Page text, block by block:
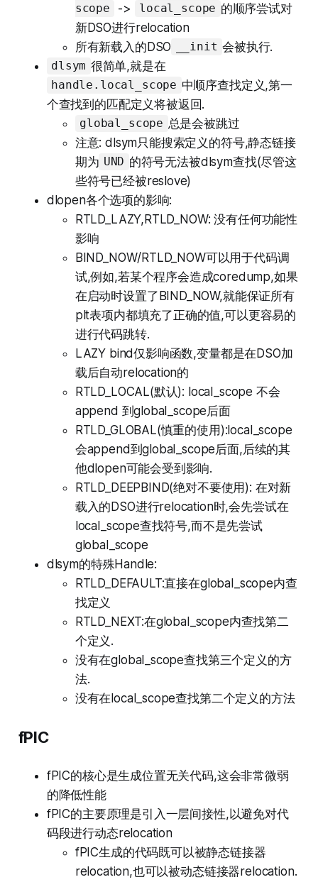
scope
-> local_scope 的顺序尝试对
新DSO进行relocation
所有新载入的DSO
__init 会被执行.
dlsym 很简单,就是在
handle.local_scope 中顺序查找定义,第一
个查找到的匹配定义将被返回.
global_scope 总是会被跳过
注意: dlsym只能搜索定义的符号,静态链接
期为 UND 的符号无法被dlsym查找(尽管这
些符号已经被reslove)
dlopen各个选项的影响:
RTLD_LAZY,RTLD_NOW: 没有任何功能性
影响
BIND_NOW/RTLD_NOW可以用于代码调
试,例如,若某个程序会造成coredump,如果
在启动时设置了BIND_NOW,就能保证所有
plt表项内都填充了正确的值,可以更容易的
进行代码跳转.
LAZY bind仅影响函数,变量都是在DSO加
载后自动relocation的
RTLD_LOCAL(默认): local_scope 不会
append 到global_scope后面
RTLD_GLOBAL(慎重的使用):local_scope
会append到global_scope后面,后续的其
他dlopen可能会受到影响.
RTLD_DEEPBIND(绝对不要使用): 在对新
载入的DSO进行relocation时,会先尝试在
local_scope查找符号,而不是先尝试
global_scope
dlsym的特殊Handle:
RTLD_DEFAULT:直接在global_scope内查
找定义
RTLD_NEXT:在global_scope内查找第二
个定义.
没有在global_scope查找第三个定义的方
法.
没有在local_scope查找第二个定义的方法
fPIC
fPIC的核心是生成位置无关代码,这会非常微弱
的降低性能
fPIC的主要原理是引入一层间接性,以避免对代
码段进行动态relocation
fPIC生成的代码既可以被静态链接器
relocation,也可以被动态链接器relocation.